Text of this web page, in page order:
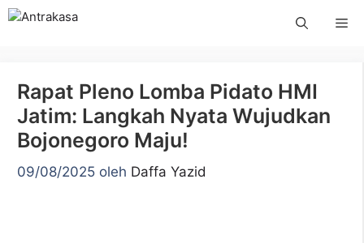
Langsung
Rapat Pleno Lomba Pidato HMI
Jatim: Langkah Nyata Wujudkan
Bojonegoro Maju!
09/08/2025 oleh Daffa Yazid